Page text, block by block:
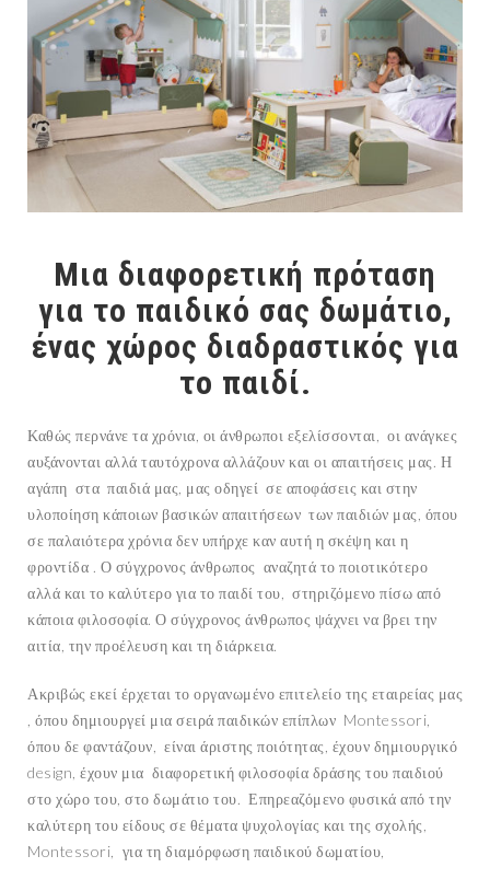
Μια διαφορετική πρόταση
για το παιδικό σας δωμάτιο,
ένας χώρος διαδραστικός για
το παιδί.
Καθώς περνάνε τα χρόνια, οι άνθρωποι εξελίσσονται, οι ανάγκες
αυξάνονται αλλά ταυτόχρονα αλλάζουν και οι απαιτήσεις μας. Η
αγάπη στα παιδιά μας, μας οδηγεί σε αποφάσεις και στην
υλοποίηση κάποιων βασικών απαιτήσεων των παιδιών μας, όπου
σε παλαιότερα χρόνια δεν υπήρχε καν αυτή η σκέψη και η
φροντίδα . Ο σύγχρονος άνθρωπος αναζητά το ποιοτικότερο
αλλά και το καλύτερο για το παιδί του, στηριζόμενο πίσω από
κάποια φιλοσοφία. Ο σύγχρονος άνθρωπος ψάχνει να βρει την
αιτία, την προέλευση και τη διάρκεια.
Ακριβώς εκεί έρχεται το οργανωμένο επιτελείο της εταιρείας μας
, όπου δημιουργεί μια σειρά παιδικών επίπλων Montessori,
όπου δε φαντάζουν, είναι άριστης ποιότητας, έχουν δημιουργικό
design, έχουν μια διαφορετική φιλοσοφία δράσης του παιδιού
στο χώρο του, στο δωμάτιο του. Επηρεαζόμενο φυσικά από την
καλύτερη του είδους σε θέματα ψυχολογίας και της σχολής,
Montessori, για τη διαμόρφωση παιδικού δωματίου,